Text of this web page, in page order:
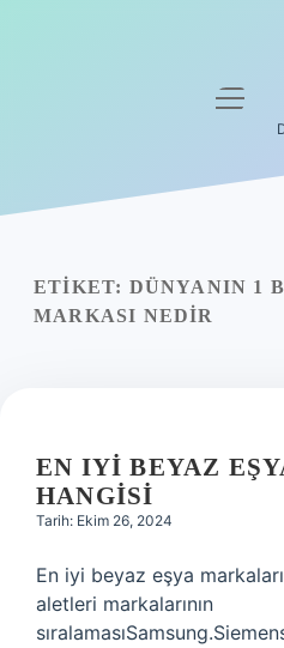
Yasal Uyarı
menüyü
ETIKET: DÜNYANIN 1
MARKASI NEDIR
EN IYI BEYAZ
HANGISI
Tarih: Ekim 26, 2024
En iyi beyaz eşya
aletleri markalarının